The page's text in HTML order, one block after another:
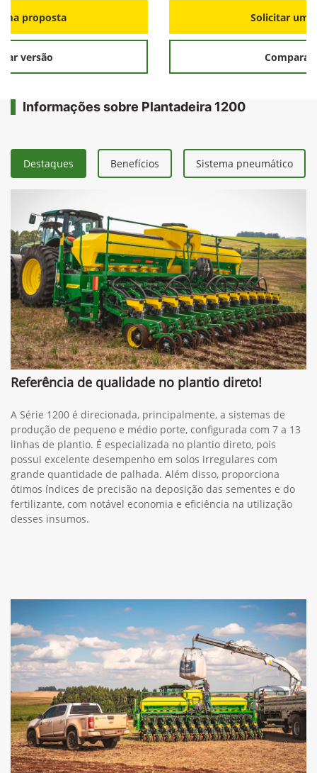
proposta
versão
Solicitar
Comparar
Informações sobre Plantadeira 1200
Destaques Benefícios Sistema pneumático
Referência de qualidade no plantio direto!
A Série 1200 é direcionada, principalmente, a sistemas de
produção de pequeno e médio porte, configurada com 7 a 13
linhas de plantio. É especializada no plantio direto, pois
possui excelente desempenho em solos irregulares com
grande quantidade de palhada. Além disso, proporciona
ótimos índices de precisão na deposição das sementes e do
fertilizante, com notável economia e eficiência na utilização
desses insumos.